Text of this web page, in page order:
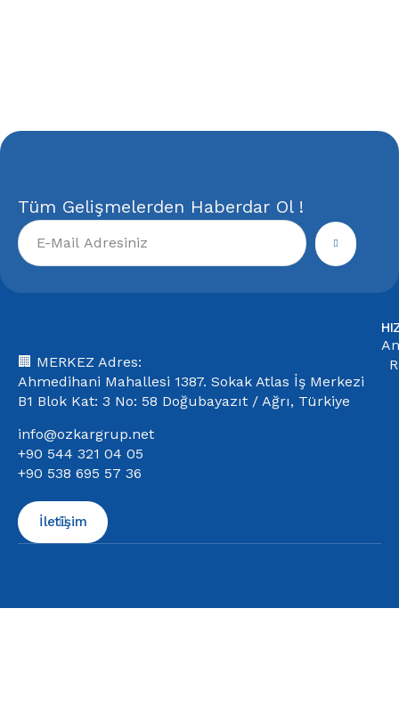
Tüm Gelişmelerden Haberdar Ol !
🏢 MERKEZ Adres:
Ahmedihani Mahallesi 1387. Sokak Atlas İş Merkezi
B1 Blok Kat: 3 No: 58 Doğubayazıt / Ağrı, Türkiye
info@ozkargrup.net
+90 544 321 04 05
+90 538 695 57 36
İletişim